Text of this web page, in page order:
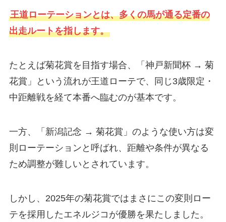
王道ローテーションとは、多くの馬が通る定番の
出走ルートを指します。
たとえば菊花賞を目指す場合、「神戸新聞杯 → 菊
花賞」という流れが王道ローテで、同じ3歳限定・
中距離戦を経て本番へ臨むのが基本です。
一方、「新潟記念 → 菊花賞」のような使い方は変
則ローテーションと呼ばれ、距離や条件が異なる
ため調整が難しいとされています。
しかし、2025年の菊花賞ではまさにこの変則ロー
テを採用したエネルジコが優勝を果たしました。